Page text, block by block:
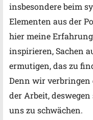
insbesonderebeim
Elementen aus der
hier meine
inspirieren, Sachen
ermutigen, das zu
Denn wir
der Arbeit,
uns zu schwächen.